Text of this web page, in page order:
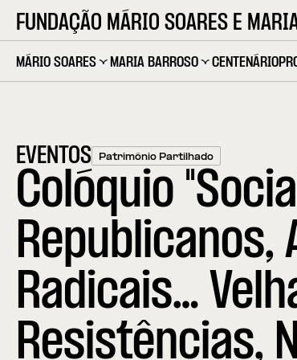
FUNDAÇÃO MÁRIO SOARES E
MÁRIO SOARES MARIA BARROSO CENTENÁRIO
EVENTOS Património Partilhado
Colóquio
Radicais…
Resistências,